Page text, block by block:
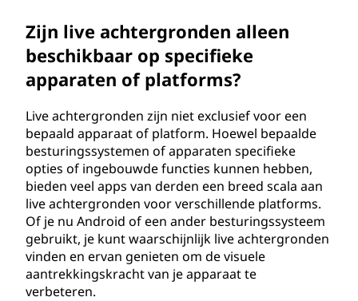
Zijn live achtergronden alleen
beschikbaar op specifieke
apparaten of platforms?
Live achtergronden zijn niet exclusief voor een
bepaald apparaat of platform. Hoewel bepaalde
besturingssystemen of apparaten specifieke
opties of ingebouwde functies kunnen hebben,
bieden veel apps van derden een breed scala aan
live achtergronden voor verschillende platforms.
Of je nu Android of een ander besturingssysteem
gebruikt, je kunt waarschijnlijk live achtergronden
vinden en ervan genieten om de visuele
aantrekkingskracht van je apparaat te
verbeteren.